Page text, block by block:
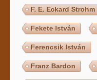
F. E. Eckard Strohm
Fekete István
Ferencsik István
Franz Bardon